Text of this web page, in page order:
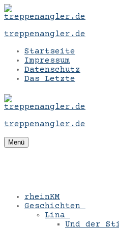
Zum
Inhalt
Menü
Schließen
treppenangler.de
Startseite
Impressum
Datenschutz
Das Letzte
treppenangler.de
Menü
rheinKM
Geschichten
Lina
Und der